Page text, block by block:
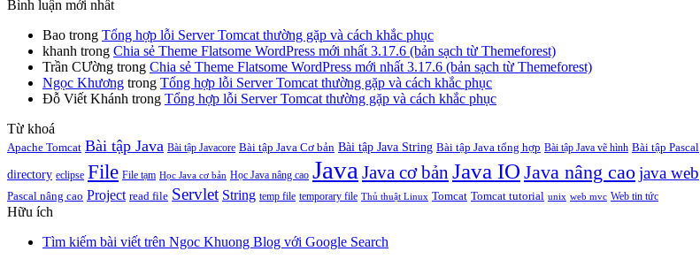
Bình luận mới nhất
Bao trong Tổng hợp lỗi Server Tomcat thường gặp và cách khắc phục
khanh trong Chia sẻ Theme Flatsome WordPress mới nhất 3.17.6 (bản sạch từ Themeforest)
Trần CƯờng trong Chia sẻ Theme Flatsome WordPress mới nhất 3.17.6 (bản sạch từ Themeforest)
Ngọc Khương trong Tổng hợp lỗi Server Tomcat thường gặp và cách khắc phục
Đỗ Viết Khánh trong Tổng hợp lỗi Server Tomcat thường gặp và cách khắc phục
Từ khoá
Apache Tomcat Bài tập Java Bài tập Javacore Bài tập Java Cơ bản Bài tập Java String Bài tập Java tổng hợp Bài tập Java vẽ hình Bài tập Pascal
directory eclipse File File tạm Học Java cơ bản Học Java nâng cao Java Java cơ bản Java IO Java nâng caojava web
Pascal nâng cao Project read file Servlet String temp file temporary file Thủ thuật Linux Tomcat Tomcat tutorial unix web mvc Web tin tức
Hữu ích
Tìm kiếm bài viết trên Ngoc Khuong Blog với Google Search